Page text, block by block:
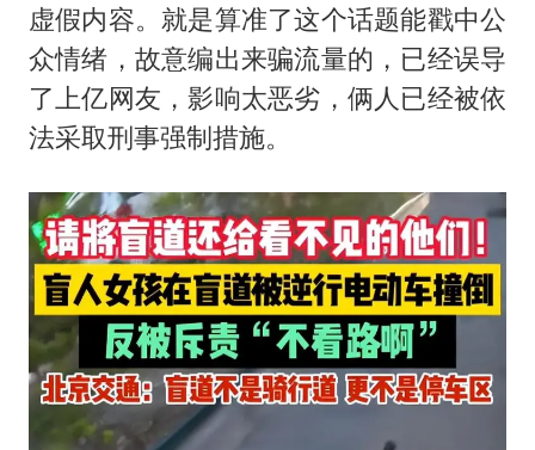
虚假内容。就是算准了这个话题能戳中公
众情绪，故意编出来骗流量的，已经误导
了上亿网友，影响太恶劣，俩人已经被依
法采取刑事强制措施。